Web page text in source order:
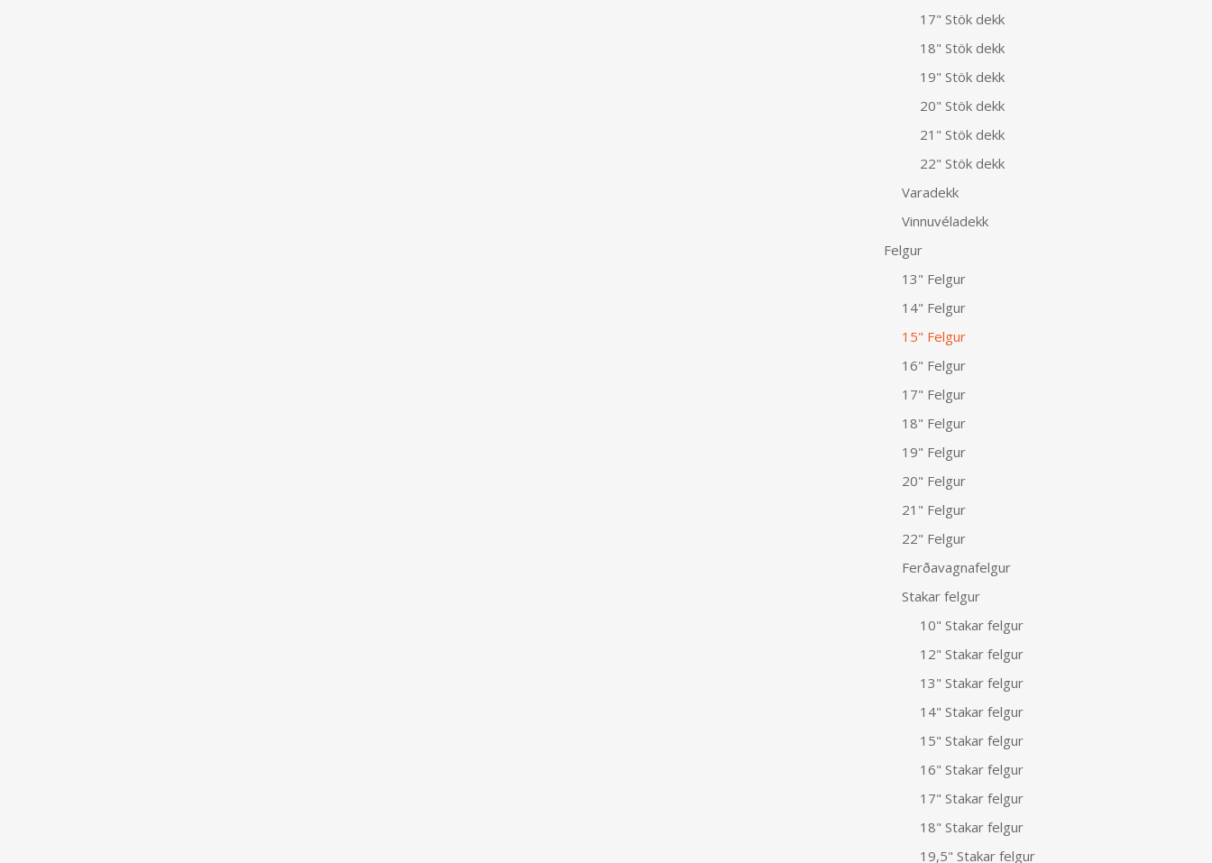
17" Stök dekk
18" Stök dekk
19" Stök dekk
20" Stök dekk
21" Stök dekk
22" Stök dekk
Varadekk
Vinnuvéladekk
Felgur
13" Felgur
14" Felgur
15" Felgur
16" Felgur
17" Felgur
18" Felgur
19" Felgur
20" Felgur
21" Felgur
22" Felgur
Ferðavagnafelgur
Stakar felgur
10" Stakar felgur
12" Stakar felgur
13" Stakar felgur
14" Stakar felgur
15" Stakar felgur
16" Stakar felgur
17" Stakar felgur
18" Stakar felgur
19,5" Stakar felgur